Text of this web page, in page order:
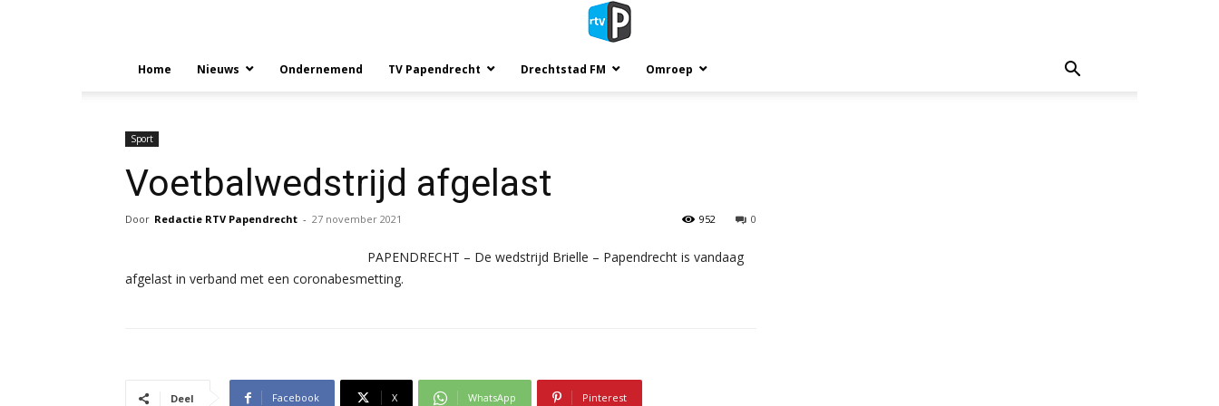
Home Nieuws Ondernemend TV Papendrecht Drechtstad FM Omroep
Sport
Voetbalwedstrijd afgelast
Door Redactie RTV Papendrecht - 27 november 2021 0
952
PAPENDRECHT – De wedstrijd Brielle – Papendrecht is vandaag
afgelast in verband met een coronabesmetting.
Deel Facebook X WhatsApp Pinterest